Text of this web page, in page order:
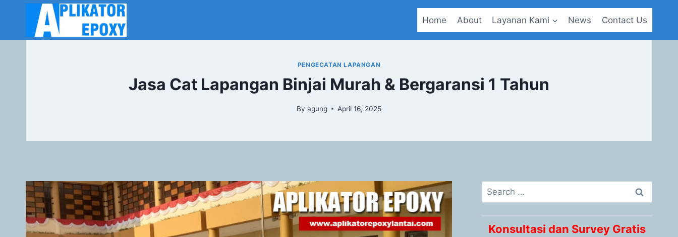
Home About Layanan Kami News Contact Us
PENGECATAN LAPANGAN
Jasa Cat Lapangan Binjai Murah & Bergaransi 1 Tahun
By agung April 16, 2025
Konsultasi dan Survey Gratis